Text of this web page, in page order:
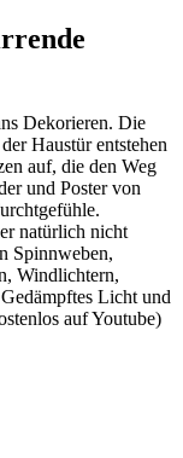
Dekorieren. Die
Haustür entstehen
auf, die den Weg
und Poster von
natürlich nicht
Spinnweben,
Windlichtern,
Licht und
auf Youtube)